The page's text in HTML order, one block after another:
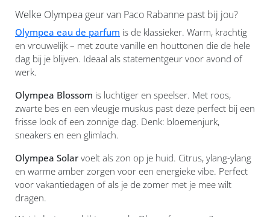
Welke Olympea geur van Paco Rabanne past bij jou?
Olympea eau de parfum is de klassieker. Warm, krachtig
en vrouwelijk – met zoute vanille en houttonen die de hele
dag bij je blijven. Ideaal als statementgeur voor avond of
werk.
Olympea Blossom is luchtiger en speelser. Met roos,
zwarte bes en een vleugje muskus past deze perfect bij een
frisse look of een zonnige dag. Denk: bloemenjurk,
sneakers en een glimlach.
Olympea Solar voelt als zon op je huid. Citrus, ylang-ylang
en warme amber zorgen voor een energieke vibe. Perfect
voor vakantiedagen of als je de zomer met je mee wilt
dragen.